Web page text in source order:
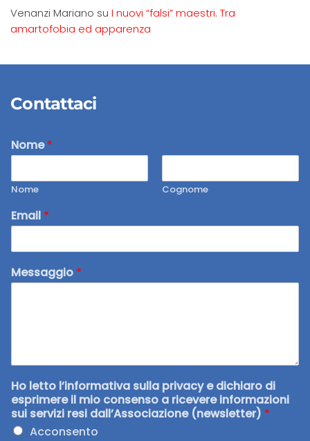
Venanzi Mariano su I nuovi “falsi” maestri. Tra
amartofobia ed apparenza
Contattaci
Nome*
Nome Cognome
Email *
Messaggio *
Ho letto l’informativa sulla privacy e dichiaro di
esprimere il mio consenso a ricevere informazioni
sui servizi resi dall’Associazione (newsletter) *
Acconsento